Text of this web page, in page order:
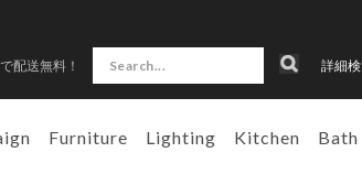
配送無料！ 詳細
Furniture Lighting Kitchen Bath